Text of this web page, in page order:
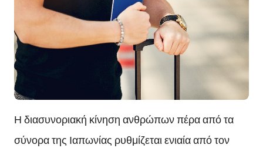
Η διασυνοριακή κίνηση ανθρώπων πέρα από τα
σύνορα της Ιαπωνίας ρυθμίζεται ενιαία από τον